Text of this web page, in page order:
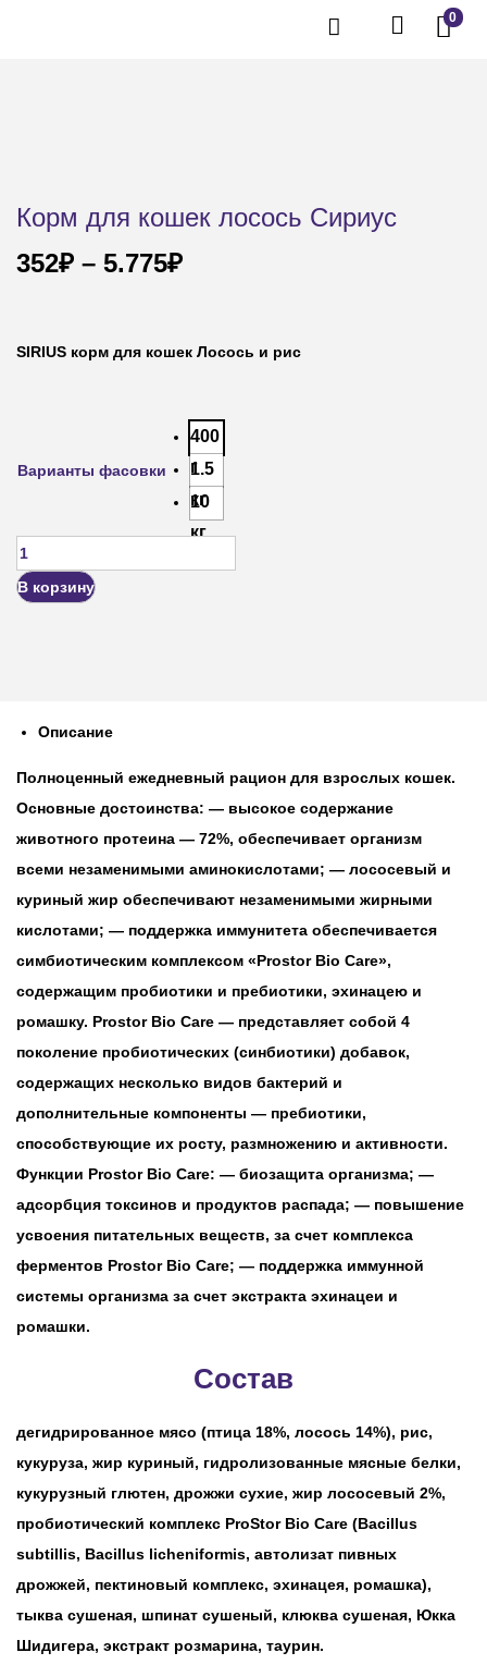
0
Корм для кошек лосось Сириус
352₽ – 5.775₽
SIRIUS корм для кошек Лосось и рис
Варианты фасовки
400
г
1.5
кг
10
кг
В корзину
Описание
Полноценный ежедневный рацион для взрослых кошек.
Основные достоинства: — высокое содержание
животного протеина — 72%, обеспечивает организм
всеми незаменимыми аминокислотами; — лососевый и
куриный жир обеспечивают незаменимыми жирными
кислотами; — поддержка иммунитета обеспечивается
симбиотическим комплексом «Prostor Bio Care»,
содержащим пробиотики и пребиотики, эхинацею и
ромашку. Prostor Bio Care — представляет собой 4
поколение пробиотических (синбиотики) добавок,
содержащих несколько видов бактерий и
дополнительные компоненты — пребиотики,
способствующие их росту, размножению и активности.
Функции Prostor Bio Care: — биозащита организма; —
адсорбция токсинов и продуктов распада; — повышение
усвоения питательных веществ, за счет комплекса
ферментов Prostor Bio Care; — поддержка иммунной
системы организма за счет экстракта эхинацеи и
ромашки.
Состав
дегидрированное мясо (птица 18%, лосось 14%), рис,
кукуруза, жир куриный, гидролизованные мясные белки,
кукурузный глютен, дрожжи сухие, жир лососевый 2%,
пробиотический комплекс ProStor Bio Care (Bacillus
subtillis, Bacillus licheniformis, автолизат пивных
дрожжей, пектиновый комплекс, эхинацея, ромашка),
тыква сушеная, шпинат сушеный, клюква сушеная, Юкка
Шидигера, экстракт розмарина, таурин.